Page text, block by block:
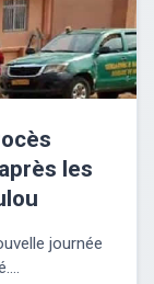
les
journée